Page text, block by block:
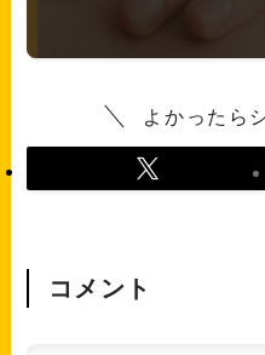
よかったら
コメント